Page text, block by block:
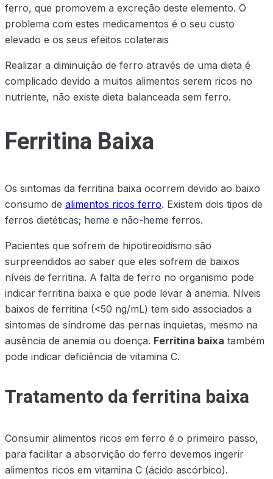
ferro, que promovem a excreção deste elemento. O
problema com estes medicamentos é o seu custo
elevado e os seus efeitos colaterais
Realizar a diminuição de ferro através de uma dieta é
complicado devido a muitos alimentos serem ricos no
nutriente, não existe dieta balanceada sem ferro.
Ferritina Baixa
Os sintomas da ferritina baixa ocorrem devido ao baixo
consumo de alimentos ricos ferro. Existem dois tipos de
ferros dietéticas; heme e não-heme ferros.
Pacientes que sofrem de hipotireoidismo são
surpreendidos ao saber que eles sofrem de baixos
níveis de ferritina. A falta de ferro no organismo pode
indicar ferritina baixa e que pode levar à anemia. Níveis
baixos de ferritina (<50 ng/mL) tem sido associados a
sintomas de síndrome das pernas inquietas, mesmo na
ausência de anemia ou doença. Ferritina baixa também
pode indicar deficiência de vitamina C.
Tratamento da ferritina baixa
Consumir alimentos ricos em ferro é o primeiro passo,
para facilitar a absorvição do ferro devemos ingerir
alimentos ricos em vitamina C (ácido ascórbico).